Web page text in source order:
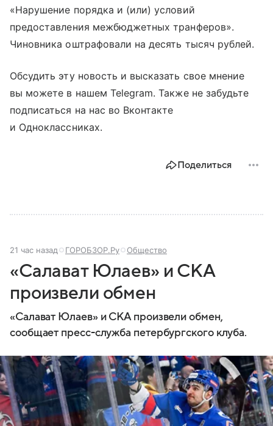
«Нарушение порядка и (или) условий
предоставления межбюджетных транферов».
Чиновника оштрафовали на десять тысяч рублей.
Обсудить эту новость и высказать свое мнение
вы можете в нашем Telegram. Также не забудьте
подписаться на нас во Вконтакте
и Одноклассниках.
Поделиться
21 час назад ГОРОБЗОР.Ру Общество
«Салават Юлаев» и СКА
произвели обмен
«Салават Юлаев» и СКА произвели обмен,
сообщает пресс-служба петербургского клуба.